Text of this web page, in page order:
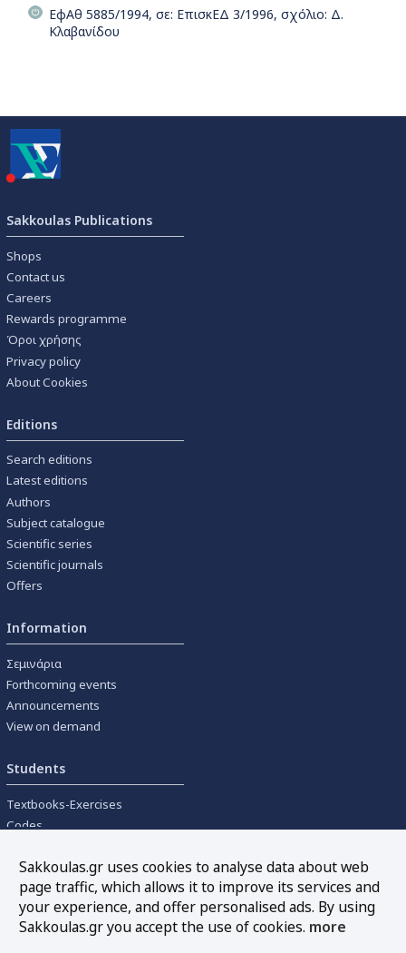
ΕφΑθ 5885/1994, σε: ΕπισκΕΔ 3/1996, σχόλιο: Δ.
Κλαβανίδου
Sakkoulas Publications
Shops
Contact us
Careers
Rewards programme
Όροι χρήσης
Privacy policy
About Cookies
Editions
Search editions
Latest editions
Authors
Subject catalogue
Scientific series
Scientific journals
Offers
Information
Σεμινάρια
Forthcoming events
Announcements
View on demand
Students
Textbooks-Exercises
Codes
Tools
Online interest calculation
Sakkoulas.gr uses cookies to analyse data about web
page traffic, which allows it to improve its services and
your experience, and offer personalised ads. By using
Sakkoulas.gr you accept the use of cookies. more